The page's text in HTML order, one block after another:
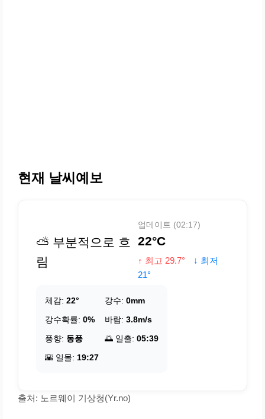
현재 날씨예보
⛅ 부분적으로 흐
림
업데이트 (02:17)
22°C
↑ 최고 29.7°
↓ 최저
21°
체감: 22° 강수: 0mm
강수확률: 0% 바람: 3.8m/s
풍향: 동풍 🌅 일출: 05:39
🌇 일몰: 19:27
출처: 노르웨이 기상청(Yr.no)